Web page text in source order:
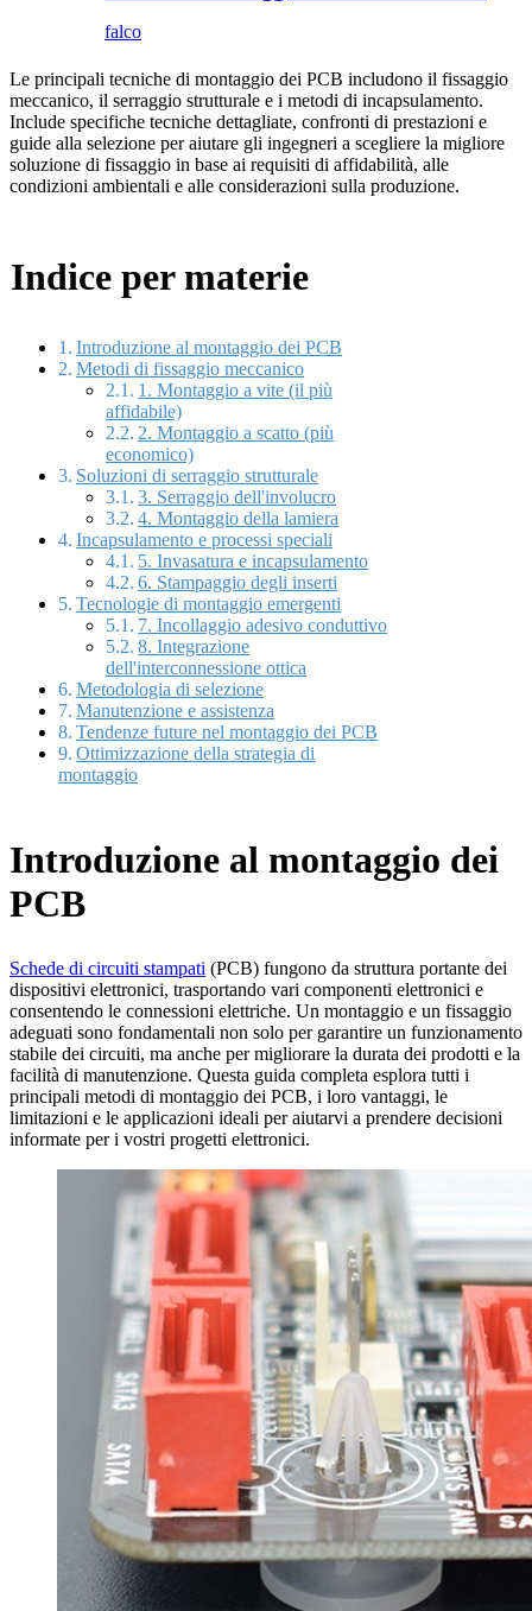
falco
Le principali tecniche di montaggio dei PCB includono il fissaggio
meccanico, il serraggio strutturale e i metodi di incapsulamento.
Include specifiche tecniche dettagliate, confronti di prestazioni e
guide alla selezione per aiutare gli ingegneri a scegliere la migliore
soluzione di fissaggio in base ai requisiti di affidabilità, alle
condizioni ambientali e alle considerazioni sulla produzione.
Indice per materie
Introduzione al montaggio dei PCB
Metodi di fissaggio meccanico
1. Montaggio a vite (il più
affidabile)
2. Montaggio a scatto (più
economico)
Soluzioni di serraggio strutturale
3. Serraggio dell'involucro
4. Montaggio della lamiera
Incapsulamento e processi speciali
5. Invasatura e incapsulamento
6. Stampaggio degli inserti
Tecnologie di montaggio emergenti
7. Incollaggio adesivo conduttivo
8. Integrazione
dell'interconnessione ottica
Metodologia di selezione
Manutenzione e assistenza
Tendenze future nel montaggio dei PCB
Ottimizzazione della strategia di
montaggio
Introduzione al montaggio dei
PCB
Schede di circuiti stampati (PCB) fungono da struttura portante dei
dispositivi elettronici, trasportando vari componenti elettronici e
consentendo le connessioni elettriche. Un montaggio e un fissaggio
adeguati sono fondamentali non solo per garantire un funzionamento
stabile dei circuiti, ma anche per migliorare la durata dei prodotti e la
facilità di manutenzione. Questa guida completa esplora tutti i
principali metodi di montaggio dei PCB, i loro vantaggi, le
limitazioni e le applicazioni ideali per aiutarvi a prendere decisioni
informate per i vostri progetti elettronici.